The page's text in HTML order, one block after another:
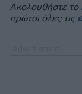
Ακολουθήστε το
πρώτοι όλες τις